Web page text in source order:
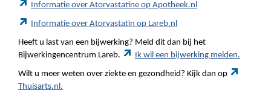
Informatie over Atorvastatine op Apotheek.nl
Informatie over Atorvastatin op Lareb.nl
Heeft u last van een bijwerking? Meld dit dan bij het
Bijwerkingencentrum Lareb.
Ik wil een bijwerking melden.
Wilt u meer weten over ziekte en gezondheid? Kijk dan op
Thuisarts.nl.